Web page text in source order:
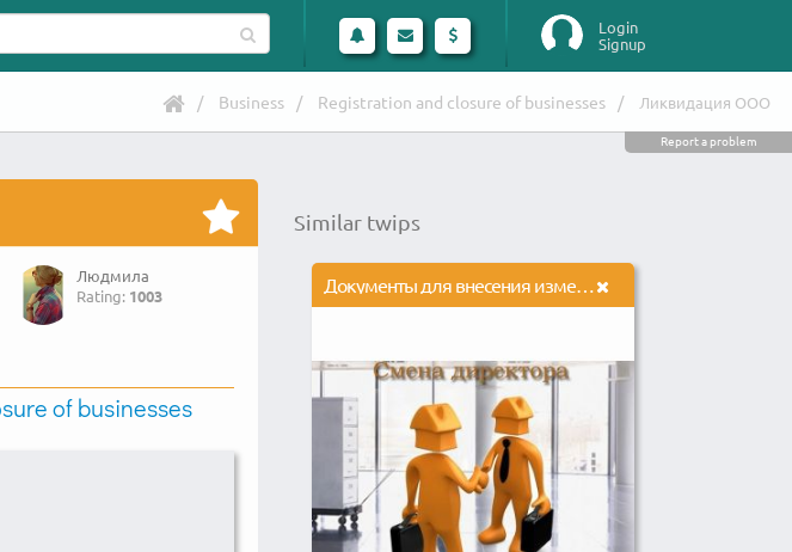
Login
Signup
Business Registration and closure of businesses Ликвидация ООО
Report a problem
Людмила
Rating: 1003
of businesses
Similar twips
Документы для внесения изменений в ЕГРЮЛ/ЕГРИП